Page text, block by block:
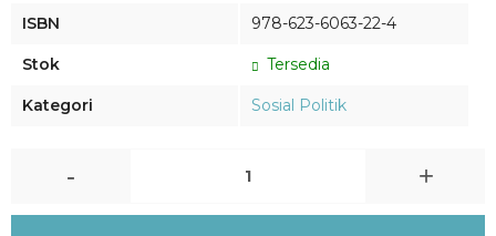
ISBN 978-623-6063-22-4
Stok Tersedia
Kategori Sosial Politik
- +